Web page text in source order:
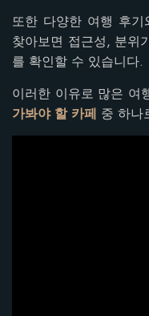
또한 다양한 여행 후기
찾아보면 접근성, 분위
를 확인할 수 있습니다.
이러한 이유로 많은 여
가봐야 할 카페 중 하나